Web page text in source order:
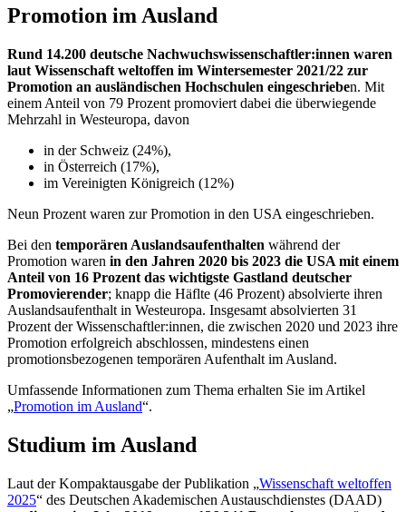
Promotion im Ausland
Rund 14.200 deutsche Nachwuchswissenschaftler:innen waren
laut Wissenschaft weltoffen im Wintersemester 2021/22 zur
Promotion an ausländischen Hochschulen eingeschrieben. Mit
einem Anteil von 79 Prozent promoviert dabei die überwiegende
Mehrzahl in Westeuropa, davon
in der Schweiz (24%),
in Österreich (17%),
im Vereinigten Königreich (12%)
Neun Prozent waren zur Promotion in den USA eingeschrieben.
Bei den temporären Auslandsaufenthalten während der
Promotion waren in den Jahren 2020 bis 2023 die USA mit einem
Anteil von 16 Prozent das wichtigste Gastland deutscher
Promovierender; knapp die Häflte (46 Prozent) absolvierte ihren
Auslandsaufenthalt in Westeuropa. Insgesamt absolvierten 31
Prozent der Wissenschaftler:innen, die zwischen 2020 und 2023 ihre
Promotion erfolgreich abschlossen, mindestens einen
promotionsbezogenen temporären Aufenthalt im Ausland.
Umfassende Informationen zum Thema erhalten Sie im Artikel
„Promotion im Ausland“.
Studium im Ausland
Laut der Kompaktausgabe der Publikation „Wissenschaft weltoffen
2025“ des Deutschen Akademischen Austauschdienstes (DAAD)